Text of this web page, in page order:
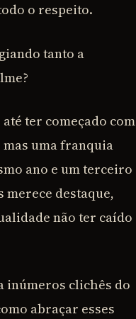
o respeito.
tanto a
ter começado com
uma franquia
ano e um terceiro
merece destaque,
não ter caído
inúmeros clichês do
abraçar esses